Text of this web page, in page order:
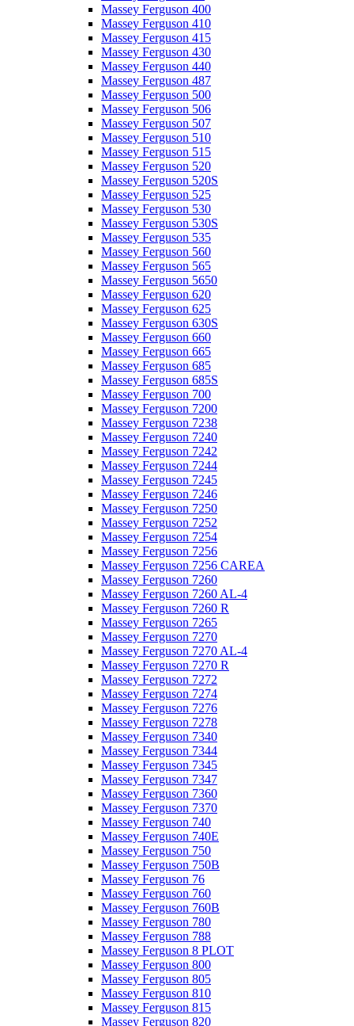
Massey Ferguson 400
Massey Ferguson 410
Massey Ferguson 415
Massey Ferguson 430
Massey Ferguson 440
Massey Ferguson 487
Massey Ferguson 500
Massey Ferguson 506
Massey Ferguson 507
Massey Ferguson 510
Massey Ferguson 515
Massey Ferguson 520
Massey Ferguson 520S
Massey Ferguson 525
Massey Ferguson 530
Massey Ferguson 530S
Massey Ferguson 535
Massey Ferguson 560
Massey Ferguson 565
Massey Ferguson 5650
Massey Ferguson 620
Massey Ferguson 625
Massey Ferguson 630S
Massey Ferguson 660
Massey Ferguson 665
Massey Ferguson 685
Massey Ferguson 685S
Massey Ferguson 700
Massey Ferguson 7200
Massey Ferguson 7238
Massey Ferguson 7240
Massey Ferguson 7242
Massey Ferguson 7244
Massey Ferguson 7245
Massey Ferguson 7246
Massey Ferguson 7250
Massey Ferguson 7252
Massey Ferguson 7254
Massey Ferguson 7256
Massey Ferguson 7256 CAREA
Massey Ferguson 7260
Massey Ferguson 7260 AL-4
Massey Ferguson 7260 R
Massey Ferguson 7265
Massey Ferguson 7270
Massey Ferguson 7270 AL-4
Massey Ferguson 7270 R
Massey Ferguson 7272
Massey Ferguson 7274
Massey Ferguson 7276
Massey Ferguson 7278
Massey Ferguson 7340
Massey Ferguson 7344
Massey Ferguson 7345
Massey Ferguson 7347
Massey Ferguson 7360
Massey Ferguson 7370
Massey Ferguson 740
Massey Ferguson 740E
Massey Ferguson 750
Massey Ferguson 750B
Massey Ferguson 76
Massey Ferguson 760
Massey Ferguson 760B
Massey Ferguson 780
Massey Ferguson 788
Massey Ferguson 8 PLOT
Massey Ferguson 800
Massey Ferguson 805
Massey Ferguson 810
Massey Ferguson 815
Massey Ferguson 820